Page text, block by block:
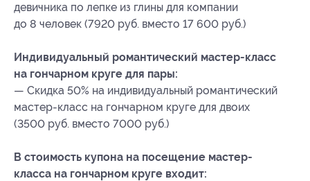
девичника по лепке из глины для компании
до 8 человек (7920 руб. вместо 17 600 руб.)
Индивидуальный романтический мастер-класс
на гончарном круге для пары:
— Скидка 50% на индивидуальный романтический
мастер-класс на гончарном круге для двоих
(3500 руб. вместо 7000 руб.)
В стоимость купона на посещение мастер-
класса на гончарном круге входит: